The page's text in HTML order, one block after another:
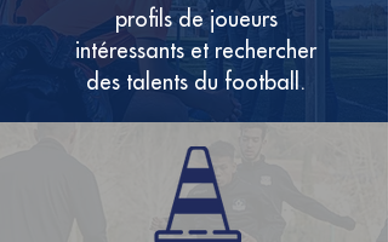
profils de joueurs
intéressants et rechercher
des talents du football.